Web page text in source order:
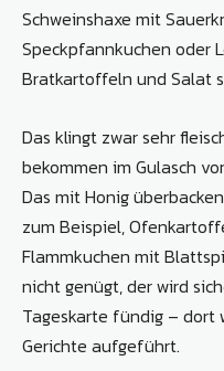
Schweinshaxe mit
Speckpfannkuchen oder
Bratkartoffeln und Salat
Das klingt zwar sehr
bekommen im Gulasch
Das mit Honig
zum Beispiel,
Flammkuchen mit
nicht genügt, der wird
Tageskarte fündig – dort
Gerichte aufgeführt.